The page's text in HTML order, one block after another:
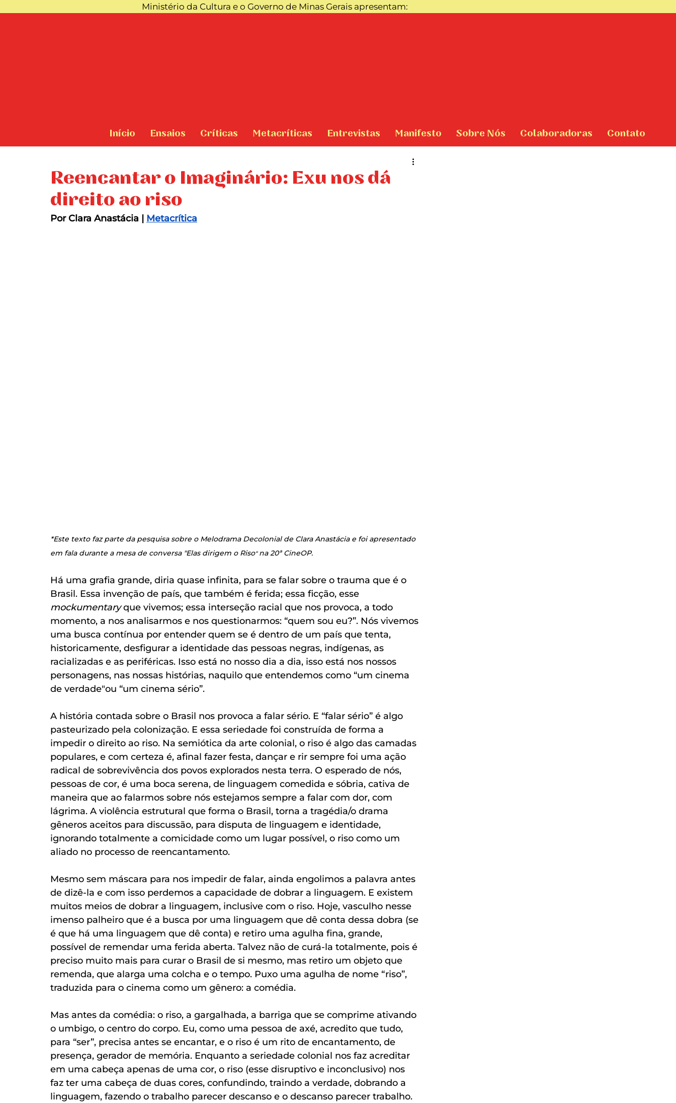
Ministério da Cultura e o Governo de Minas Gerais apresentam:
Reencantar o Imaginário: Exu nos dá
direito ao riso
Por Clara Anastácia | Metacrítica
*Este texto faz parte da pesquisa sobre o Melodrama Decolonial de Clara Anastácia e foi apresentado
em fala durante a mesa de conversa "Elas dirigem o Riso" na 20ª CineOP.
Há uma grafia grande, diria quase infinita, para se falar sobre o trauma que é o
Brasil. Essa invenção de país, que também é ferida; essa ficção, esse
mockumentary que vivemos; essa interseção racial que nos provoca, a todo
momento, a nos analisarmos e nos questionarmos: “quem sou eu?”. Nós vivemos
uma busca contínua por entender quem se é dentro de um país que tenta,
historicamente, desfigurar a identidade das pessoas negras, indígenas, as
racializadas e as periféricas. Isso está no nosso dia a dia, isso está nos nossos
personagens, nas nossas histórias, naquilo que entendemos como “um cinema
de verdade"ou “um cinema sério”.
A história contada sobre o Brasil nos provoca a falar sério. E “falar sério” é algo
pasteurizado pela colonização. E essa seriedade foi construída de forma a
impedir o direito ao riso. Na semiótica da arte colonial, o riso é algo das camadas
populares, e com certeza é, afinal fazer festa, dançar e rir sempre foi uma ação
radical de sobrevivência dos povos explorados nesta terra. O esperado de nós,
pessoas de cor, é uma boca serena, de linguagem comedida e sóbria, cativa de
maneira que ao falarmos sobre nós estejamos sempre a falar com dor, com
lágrima. A violência estrutural que forma o Brasil, torna a tragédia/o drama
gêneros aceitos para discussão, para disputa de linguagem e identidade,
ignorando totalmente a comicidade como um lugar possível, o riso como um
aliado no processo de reencantamento.
Mesmo sem máscara para nos impedir de falar, ainda engolimos a palavra antes
de dizê-la e com isso perdemos a capacidade de dobrar a linguagem. E existem
muitos meios de dobrar a linguagem, inclusive com o riso. Hoje, vasculho nesse
imenso palheiro que é a busca por uma linguagem que dê conta dessa dobra (se
é que há uma linguagem que dê conta) e retiro uma agulha fina, grande,
possível de remendar uma ferida aberta. Talvez não de curá-la totalmente, pois é
preciso muito mais para curar o Brasil de si mesmo, mas retiro um objeto que
remenda, que alarga uma colcha e o tempo. Puxo uma agulha de nome “riso”,
traduzida para o cinema como um gênero: a comédia.
Mas antes da comédia: o riso, a gargalhada, a barriga que se comprime ativando
o umbigo, o centro do corpo. Eu, como uma pessoa de axé, acredito que tudo,
para “ser”, precisa antes se encantar, e o riso é um rito de encantamento, de
presença, gerador de memória. Enquanto a seriedade colonial nos faz acreditar
em uma cabeça apenas de uma cor, o riso (esse disruptivo e inconclusivo) nos
faz ter uma cabeça de duas cores, confundindo, traindo a verdade, dobrando a
linguagem, fazendo o trabalho parecer descanso e o descanso parecer trabalho.
Início Ensaios Críticas Metacríticas Entrevistas Manifesto Sobre Nós Colaboradoras Contato